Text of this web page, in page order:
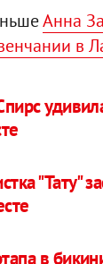
Анна
в
"Тату"
в